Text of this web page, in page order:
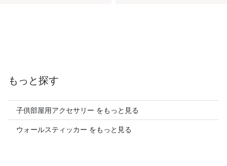
もっと探す
子供部屋用アクセサリー をもっと見る
ウォールスティッカー をもっと見る